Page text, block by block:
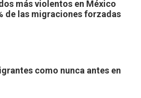
más violentos en México
de las migraciones forzadas
como nunca antes en